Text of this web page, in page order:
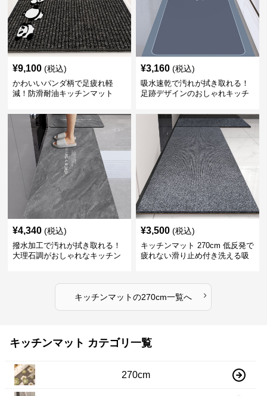
¥9,100 (税込)
かわいいパンダ柄で足疲れ軽
減！防滑耐油キッチンマット
¥3,160 (税込)
吸水速乾で汚れが拭き取れる！
足跡デザインのおしゃれキッチ
¥4,340 (税込)
撥水加工で汚れが拭き取れる！
大理石調がおしゃれなキッチン
¥3,500 (税込)
キッチンマット 270cm 低反発で
疲れない滑り止め付き洗える吸
キッチンマットの270cm一覧へ ›
キッチンマット カテゴリ一覧
270cm